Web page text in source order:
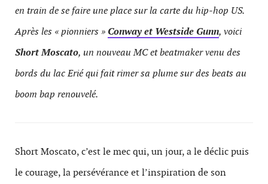
en train de se faire une place sur la carte du hip-hop US.
Après les « pionniers » Conway et Westside Gunn, voici
Short Moscato, un nouveau MC et beatmaker venu des
bords du lac Erié qui fait rimer sa plume sur des beats au
boom bap renouvelé.
Short Moscato, c’est le mec qui, un jour, a le déclic puis
le courage, la persévérance et l’inspiration de son